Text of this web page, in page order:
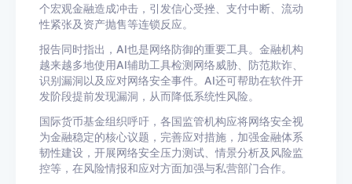
个宏观金融造成冲击，引发信心受挫、支付中断、流动
性紧张及资产抛售等连锁反应。
报告同时指出，AI也是网络防御的重要工具。金融机构
越来越多地使用AI辅助工具检测网络威胁、防范欺诈、
识别漏洞以及应对网络安全事件。AI还可帮助在软件开
发阶段提前发现漏洞，从而降低系统性风险。
国际货币基金组织呼吁，各国监管机构应将网络安全视
为金融稳定的核心议题，完善应对措施，加强金融体系
韧性建设，开展网络安全压力测试、情景分析及风险监
控等，在风险情报和应对方面加强与私营部门合作。